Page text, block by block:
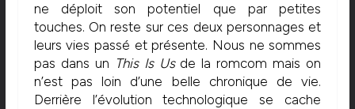
ne déploit son potentiel que par petites
touches. On reste sur ces deux personnages et
leurs vies passé et présente. Nous ne sommes
pas dans un This Is Usde la romcom mais on
n’est pas loin d’une belle chronique de vie.
Derrière l’évolution technologique se cache